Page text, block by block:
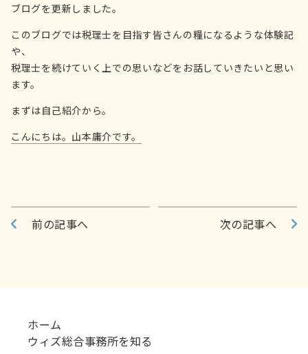
ブログを更新しました。
このブログでは税理士を目指す皆さんの糧になるような体験記
や、
税理士を続けていく上での思いなどをお話していきたいと思い
ます。
まずは自己紹介から。
こんにちは。山本庸介です。
前の記事へ 次の記事へ
ホーム
ウィズ総合事務所を知る